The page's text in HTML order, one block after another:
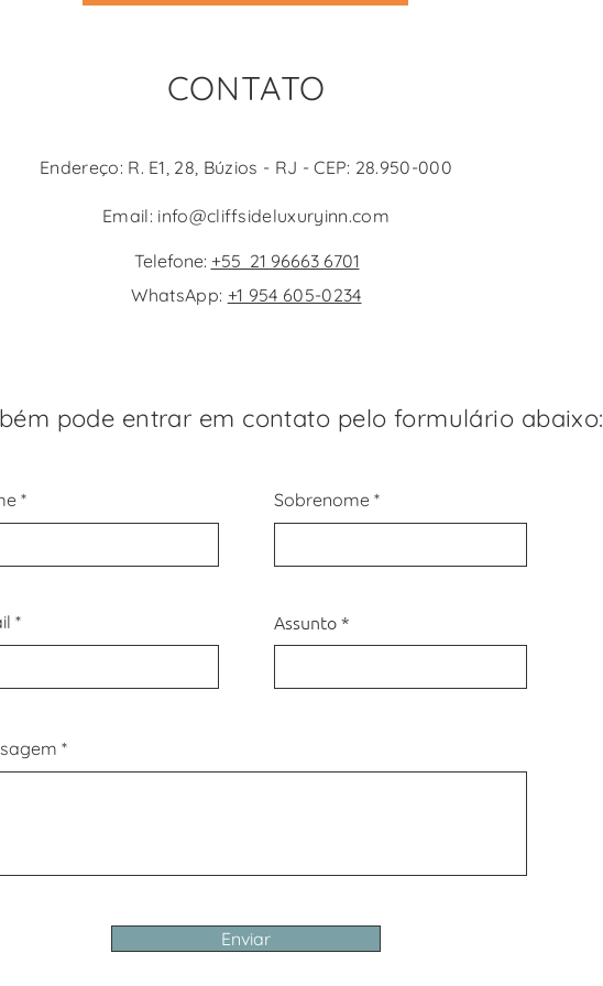
CONTATO
Endereço: R. E1, 28, Búzios - RJ - CEP: 28.950-000
Email: info@cliffsideluxuryinn.com
Telefone: +55 21 96663 6701
WhatsApp: +1 954 605-0234
pode entrar em contato pelo formulário abaixo:
Sobrenome
Assunto
Enviar